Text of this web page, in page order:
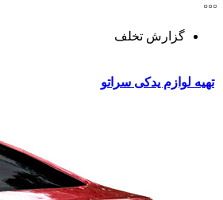
گزارش تخلف
تهیه لوازم یدکی سراتو